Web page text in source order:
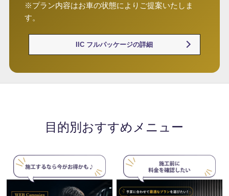
※プラン内容はお車の状態によりご提案いたしま
す。
IIC フルパッケージの詳細
目的別おすすめメニュー